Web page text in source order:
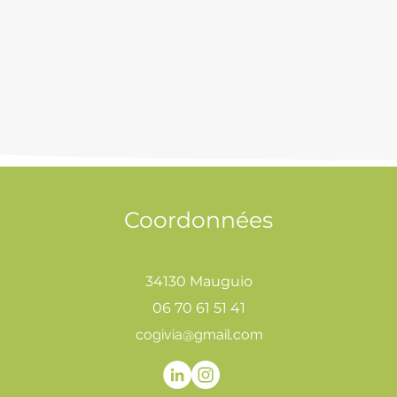
Coordonnées
34130 Mauguio
06 70 61 51 41
cogivia@gmail.com